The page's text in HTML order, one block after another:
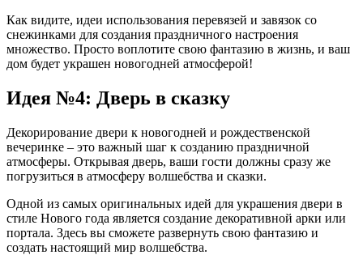
Как видите, идеи использования перевязей и завязок со
снежинками для создания праздничного настроения
множество. Просто воплотите свою фантазию в жизнь, и ваш
дом будет украшен новогодней атмосферой!
Идея №4: Дверь в сказку
Декорирование двери к новогодней и рождественской
вечеринке – это важный шаг к созданию праздничной
атмосферы. Открывая дверь, ваши гости должны сразу же
погрузиться в атмосферу волшебства и сказки.
Одной из самых оригинальных идей для украшения двери в
стиле Нового года является создание декоративной арки или
портала. Здесь вы сможете развернуть свою фантазию и
создать настоящий мир волшебства.